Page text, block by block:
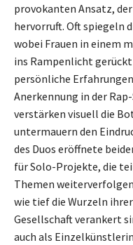
provokanten Ansatz,
hervorruft. Oft spiegeln
wobei Frauen in einem
ins Rampenlicht
persönliche
Anerkennung in der
verstärken visuell die
untermauern den
des Duos eröffnete
für Solo-Projekte, die
Themen
wie tief die Wurzeln
Gesellschaft verankert
auch als